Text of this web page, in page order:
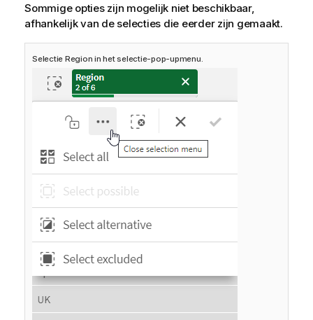
Sommige opties zijn mogelijk niet beschikbaar,
afhankelijk van de selecties die eerder zijn gemaakt.
Selectie Region in het selectie-pop-upmenu.